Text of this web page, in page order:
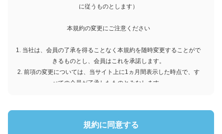
に従うものとします）
本規約の変更にご注意ください
1. 当社は、会員の了承を得ることなく本規約を随時変更することがで
きるものとし、会員はこれを承諾します。
2. 前項の変更については、当サイト上に1ヵ月間表示した時点で、す
べての会員が了承したものとみなします。
会員に対し随時必要な事項を通知します。
規約に同意する